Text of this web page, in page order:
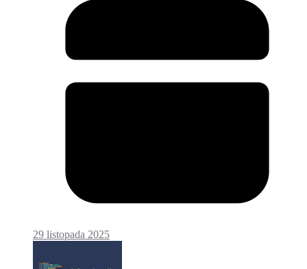
29 listopada 2025